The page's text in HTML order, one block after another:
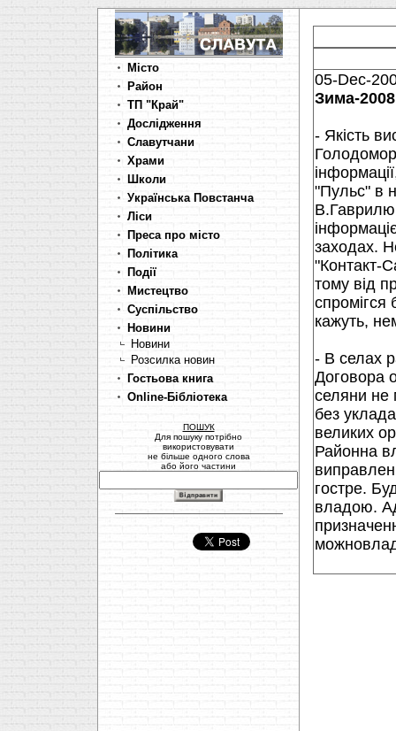
Місто
Район
ТП "Край"
Дослідження
Славутчани
Храми
Школи
Українська Повстанча
Ліси
Преса про місто
Політика
Події
Мистецтво
Суспільство
Новини
Новини
Розсилка новин
Гостьова книга
Online-Бібліотека
ПОШУК
Для пошуку потрібно
використовувати
не більше одного слова
або його частини
05-Dec-
Зима-
- Якість
"Пульс" в
заходах.
"Контакт-
тому від
спромігся
кажуть,
- В селах
Договора
селяни не
без
великих
Районна
гостре.
владою.